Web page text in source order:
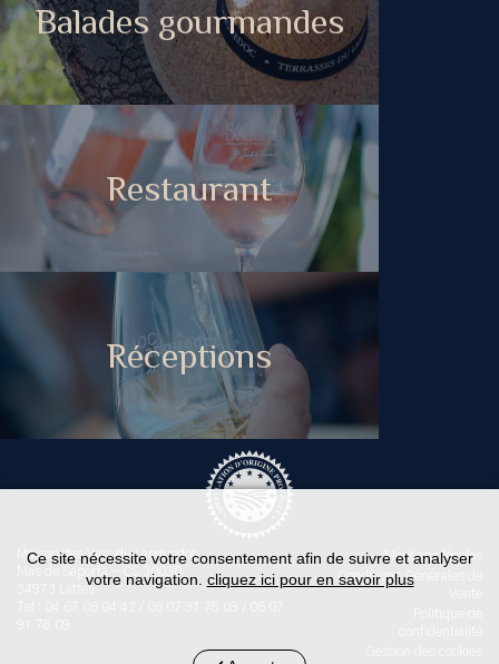
Balades gourmandes
Restaurant
Réceptions
Maison des Vins du Languedoc
Mas de Saporta - CS 30030
34973 Lattes
Mentions légales
Conditions Générales de
Ce site nécessite votre consentement afin de suivre et analyser
votre navigation. cliquez ici pour en savoir plus